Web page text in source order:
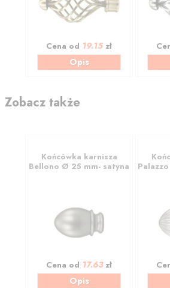
Cena od 19.15 zł
Opis
Zobacz także
Końcówka karnisza
Bellono Ø 25 mm- satyna
Cena od 17.63zł
Opis